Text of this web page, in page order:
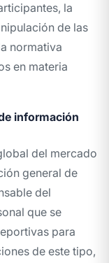
la
de las
normativa
en materia
información
del mercado
general de
del
que se
para
de este tipo,